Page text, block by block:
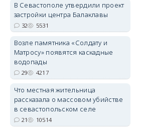
В Севастополе утвердили проект
застройки центра Балаклавы
32 5531
Возле памятника «Солдату и
Матросу» появятся каскадные
водопады
29 4217
Что местная жительница
рассказала о массовом убийстве
в севастопольском селе
21 10514